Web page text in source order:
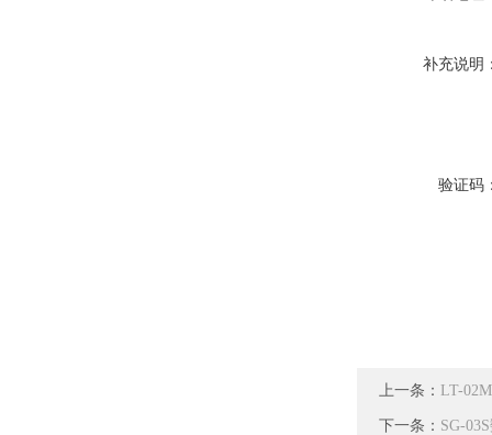
补充说明
验证码
上一条： LT-
下一条： SG-